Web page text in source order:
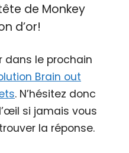
de Monkey
d’or!
dans le prochain
Brain out
. N’hésitez donc
si jamais vous
la réponse.